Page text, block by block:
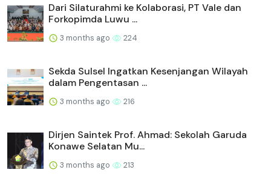
Dari Silaturahmi ke Kolaborasi, PT Vale dan
Forkopimda Luwu ...
3 months ago 224
Sekda Sulsel Ingatkan Kesenjangan Wilayah
dalam Pengentasan ...
3 months ago 216
Dirjen Saintek Prof. Ahmad: Sekolah Garuda
Konawe Selatan Mu...
3 months ago 213